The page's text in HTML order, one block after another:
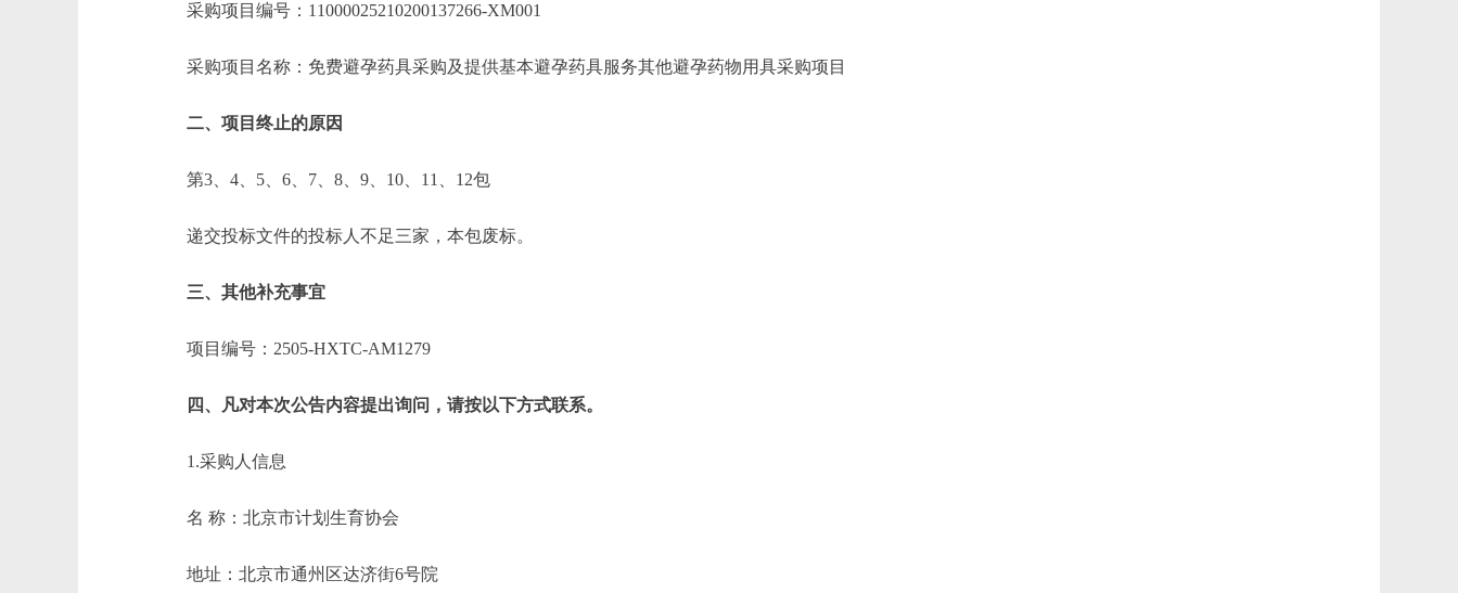
采购项目编号：11000025210200137266-XM001
采购项目名称：免费避孕药具采购及提供基本避孕药具服务其他避孕药物用具采购项目
二、项目终止的原因
第3、4、5、6、7、8、9、10、11、12包
递交投标文件的投标人不足三家，本包废标。
三、其他补充事宜
项目编号：2505-HXTC-AM1279
四、凡对本次公告内容提出询问，请按以下方式联系。
1.采购人信息
名 称：北京市计划生育协会
地址：北京市通州区达济街6号院